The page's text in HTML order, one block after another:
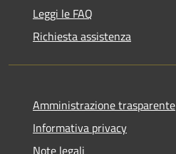
Leggi le FAQ
Richiesta assistenza
Amministrazione trasparente
Informativa privacy
Note legali